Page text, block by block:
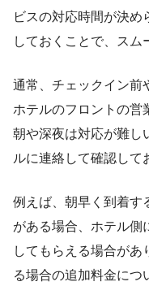
ビスの対応時間が決
しておくことで、スム
通常、チェックイン前
ホテルのフロントの営
朝や深夜は対応が難し
ルに連絡して確認して
例えば、朝早く到着す
がある場合、ホテル側
してもらえる場合があ
る場合の追加料金につ